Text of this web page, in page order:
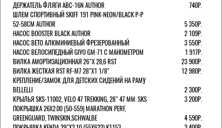
ДЕРЖАТЕЛЬ ФЛЯГИ ABC-16N AUTHOR
740Р.
ШЛЕМ СПОРТИВНЫЙ SKIFF 191 PINK-NEON/BLACK Р-Р
52-58СМ AUTHOR
5 350Р.
НАСОС BOOSTER BLACK AUTHOR
2 109Р.
НАСОС BETO АЛЮМИНИЕВЫЙ ФРЕЗЕРОВАННЫЙ
3 550Р.
НАСОС ВЕЛОСИПЕДНЫЙ GIYO GM-71 С МАНОМЕТРОМ
1 917Р.
ВИЛКА АМОРТИЗАЦИОННАЯ 26"Х 28,6 RST
23 900Р.
ВИЛКА ЖЕСТКАЯ RST RF-M7 28"Х1 1/8"
12 980Р.
КРЕПЛЕНИЕ/ЗАМОК ДЛЯ ДЕТСКИХ СИДЕНИЙ НА РАМУ
BELLELLI
2 300Р.
КРЫЛЬЯ SKS-11002, VELO 47 TREKKING, 28" 47 ММ. SKS
3 200Р.
ПОКРЫШКА 26X2.00 (50-559) MARATHON PERF,
GREENGUARD, TWINSKIN,SCHWALBE
4 590Р.